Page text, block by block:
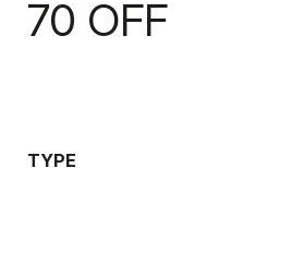
70 OFF
TYPE